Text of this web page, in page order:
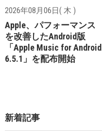
2026年08月06日( 木 )
Apple、パフォーマンス
を改善したAndroid版
「Apple Music for Android
6.5.1」を配布開始
新着記事